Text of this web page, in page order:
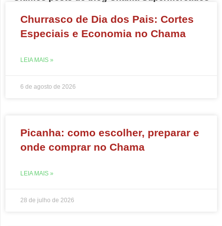
Churrasco de Dia dos Pais: Cortes
Especiais e Economia no Chama
LEIA MAIS »
6 de agosto de 2026
Picanha: como escolher, preparar e
onde comprar no Chama
LEIA MAIS »
28 de julho de 2026